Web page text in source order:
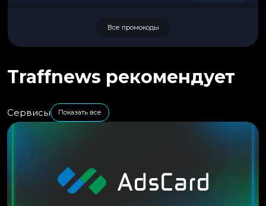
Все промокоды
Traffnews рекомендует
Сервисы Показать все